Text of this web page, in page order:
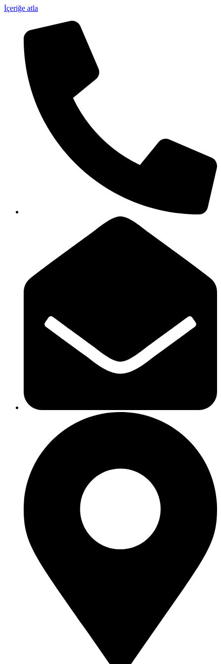
İçeriğe atla